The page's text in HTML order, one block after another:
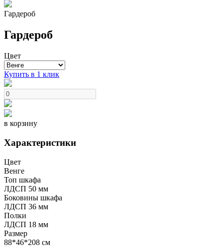
Гардероб
Гардероб
Цвет
Купить в 1 клик
в корзину
Характеристики
Цвет
Венге
Топ шкафа
ЛДСП 50 мм
Боковины шкафа
ЛДСП 36 мм
Полки
ЛДСП 18 мм
Размер
88*46*208 см